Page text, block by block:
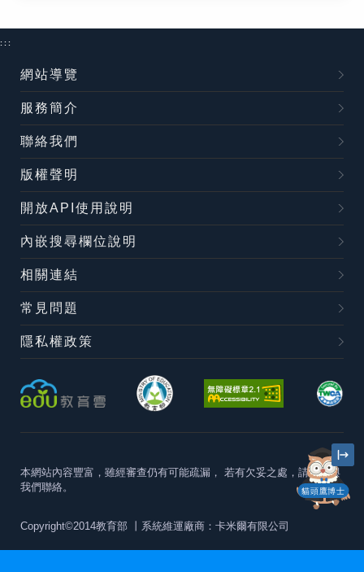
貓頭鷹博士
:::
網站導覽
服務簡介
聯絡我們
版權聲明
開放API使用說明
內嵌搜尋欄位說明
相關連結
常見問題
隱私權政策
本網站內容豐富，雖經審查仍有可能疏漏， 若有欠妥之處，請隨時與
我們聯絡。
Copyright©2014教育部 丨系統維運廠商：卡米爾有限公司